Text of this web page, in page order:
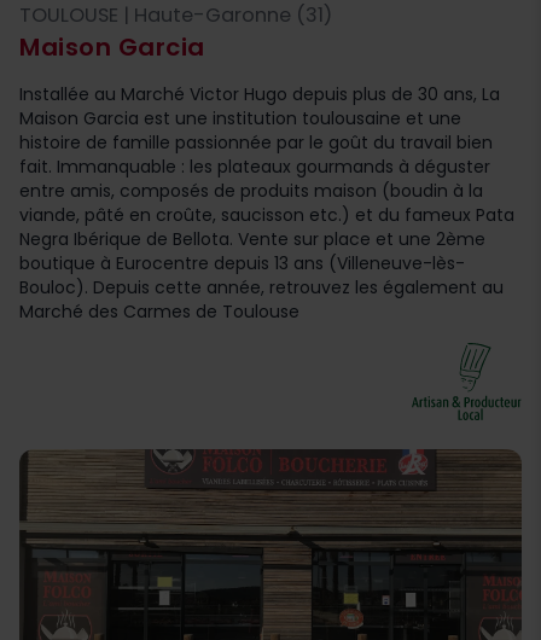
Maison Garcia
TOULOUSE | Haute-Garonne (31)
Installée au Marché Victor Hugo depuis plus de 30 ans, La
Maison Garcia est une institution toulousaine et une
histoire de famille passionnée par le goût du travail bien
fait. Immanquable : les plateaux gourmands à déguster
entre amis, composés de produits maison (boudin à la
viande, pâté en croûte, saucisson etc.) et du fameux Pata
Negra Ibérique de Bellota. Vente sur place et une 2ème
boutique à Eurocentre depuis 13 ans (Villeneuve-lès-
Bouloc). Depuis cette année, retrouvez les également au
Marché des Carmes de Toulouse